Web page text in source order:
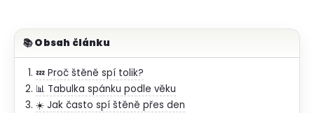
📚 Obsah článku
💤 Proč štěně spí tolik?
📊 Tabulka spánku podle věku
☀️ Jak často spí štěně přes den
o
u